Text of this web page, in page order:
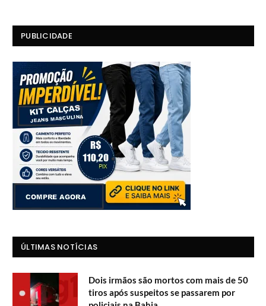
PUBLICIDADE
ÚLTIMAS NOTÍCIAS
Dois irmãos são mortos com mais de 50
tiros após suspeitos se passarem por